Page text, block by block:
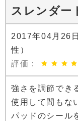
スレンダー
2017年04月26
性）
評価：
強さを調節でき
使用して間もな
パッドのシール